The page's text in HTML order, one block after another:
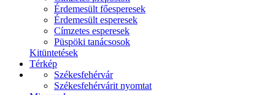
Érdemesült főesperesek
Érdemesült esperesek
Címzetes esperesek
Püspöki tanácsosok
Kitüntetések
Térkép
Székesfehérvár
Székesfehérvárit nyomtat